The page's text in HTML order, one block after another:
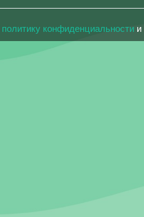
политику конфиденциальности и